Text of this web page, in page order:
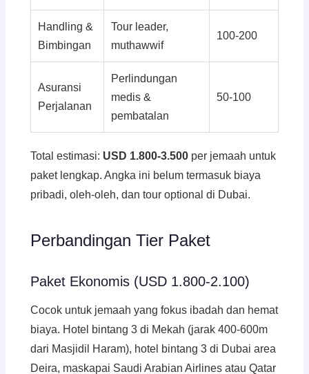
Handling &
Bimbingan
Tour leader,
muthawwif
100-200
Asuransi
Perjalanan
Perlindungan
medis &
pembatalan
50-100
Total estimasi: USD 1.800-3.500per jemaah untuk
paket lengkap. Angka ini belum termasuk biaya
pribadi, oleh-oleh, dan tour optional di Dubai.
Perbandingan Tier Paket
Paket Ekonomis (USD 1.800-2.100)
Cocok untuk jemaah yang fokus ibadah dan hemat
biaya. Hotel bintang 3 di Mekah (jarak 400-600m
dari Masjidil Haram), hotel bintang 3 di Dubai area
Deira, maskapai Saudi Arabian Airlines atau Qatar